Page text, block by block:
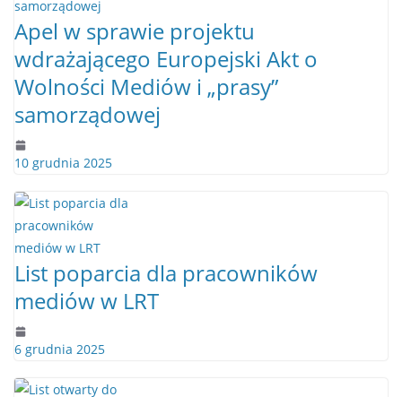
Apel w sprawie projektu
wdrażającego Europejski Akt o
Wolności Mediów i „prasy”
samorządowej
10 grudnia 2025
List poparcia dla pracowników
mediów w LRT
6 grudnia 2025